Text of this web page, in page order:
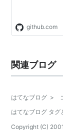
github.com
関連ブログ
はてなブログ >
はてなブログ タグ
Copyright (C)